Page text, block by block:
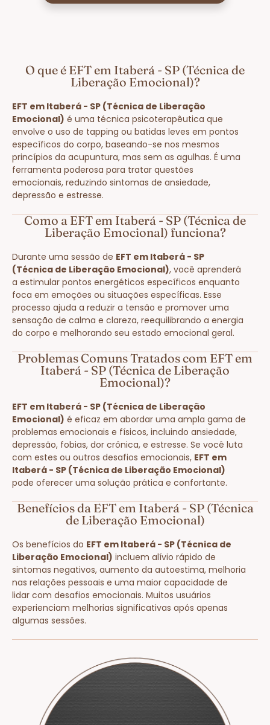
O que é EFT em Itaberá - SP (Técnica de
Liberação Emocional)?
EFT em Itaberá - SP (Técnica de Liberação
Emocional) é uma técnica psicoterapêutica que
envolve o uso de tapping ou batidas leves em pontos
específicos do corpo, baseando-se nos mesmos
princípios da acupuntura, mas sem as agulhas. É uma
ferramenta poderosa para tratar questões
emocionais, reduzindo sintomas de ansiedade,
depressão e estresse.
Como a EFT em Itaberá - SP (Técnica de
Liberação Emocional) funciona?
Durante uma sessão de EFT em Itaberá - SP
(Técnica de Liberação Emocional), você aprenderá
a estimular pontos energéticos específicos enquanto
foca em emoções ou situações específicas. Esse
processo ajuda a reduzir a tensão e promover uma
sensação de calma e clareza, reequilibrando a energia
do corpo e melhorando seu estado emocional geral.
Problemas Comuns Tratados com EFT em
Itaberá - SP (Técnica de Liberação
Emocional)?
EFT em Itaberá - SP (Técnica de Liberação
Emocional) é eficaz em abordar uma ampla gama de
problemas emocionais e físicos, incluindo ansiedade,
depressão, fobias, dor crônica, e estresse. Se você luta
com estes ou outros desafios emocionais, EFT em
Itaberá - SP (Técnica de Liberação Emocional)
pode oferecer uma solução prática e confortante.
Benefícios da EFT em Itaberá - SP (Técnica
de Liberação Emocional)
Os benefícios do EFT em Itaberá - SP (Técnica de
Liberação Emocional) incluem alívio rápido de
sintomas negativos, aumento da autoestima, melhoria
nas relações pessoais e uma maior capacidade de
lidar com desafios emocionais. Muitos usuários
experienciam melhorias significativas após apenas
algumas sessões.